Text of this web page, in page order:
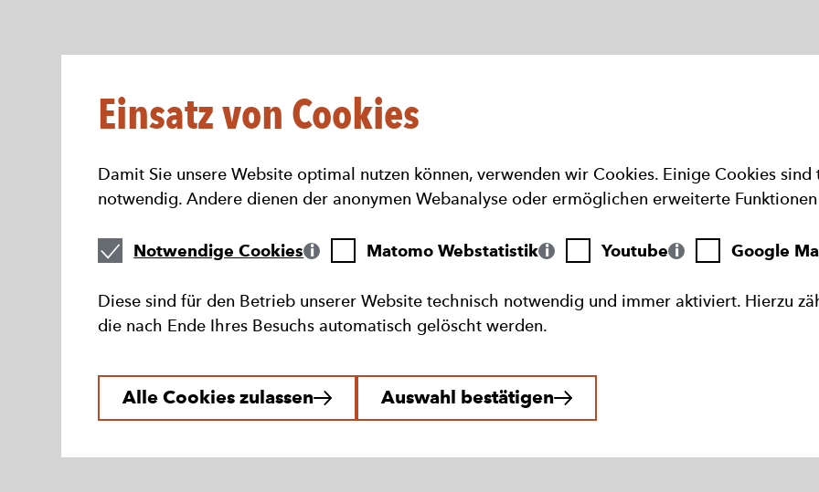
Einsatz von Cookies
Damit Sie unsere Website optimal nutzen können, verwenden wir Cookies. Einige Cookies
notwendig. Andere dienen der anonymen Webanalyse oder ermöglichen erweiterte
Notwendige
Cookies
Notwendige Cookies
Matomo
Webstatistik
Matomo Webstatistik YoutubeYoutube
Google
Maps
Google
Diese sind für den Betrieb unserer Website technisch notwendig und immer aktiviert. Hierzu
die nach Ende Ihres Besuchs automatisch gelöscht werden.
Alle Cookies zulassen Auswahl bestätigen